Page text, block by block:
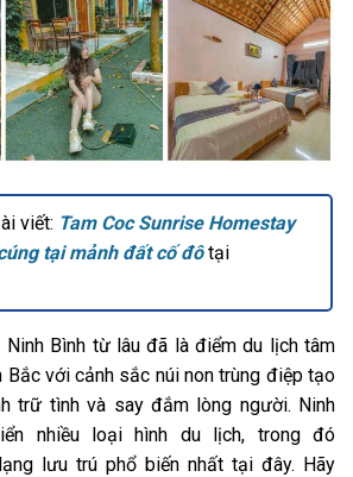
viết: Tam Coc Sunrise Homestay
tại mảnh đất cố đôtại
Bình từ lâu đã là điểm du lịch tâm
Bắc với cảnh sắc núi non trùng điệp tạo
trữ tình và say đắm lòng người. Ninh
nhiều loại hình du lịch, trong đó
lưu trú phổ biến nhất tại đây. Hãy